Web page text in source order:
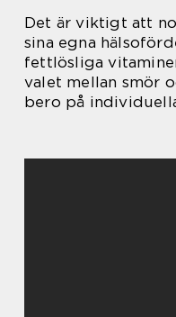
Det är viktigt att
sina egna
fettlösliga
valet mellan smör
bero på